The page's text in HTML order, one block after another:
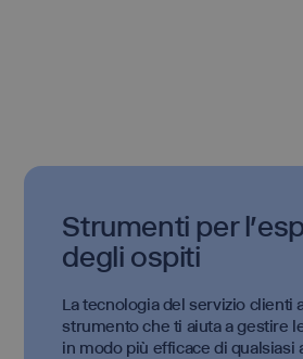
Strumenti per
degli ospiti
La tecnologia del servizio clienti
strumento che ti aiuta a gestire
in modo più efficace di qualsiasi